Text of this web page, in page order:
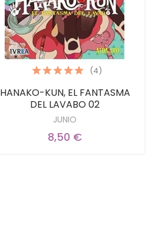
HANAKO-KUN, EL FANTASMA
DEL LAVABO 02
JUNIO
(4)
8,50 €